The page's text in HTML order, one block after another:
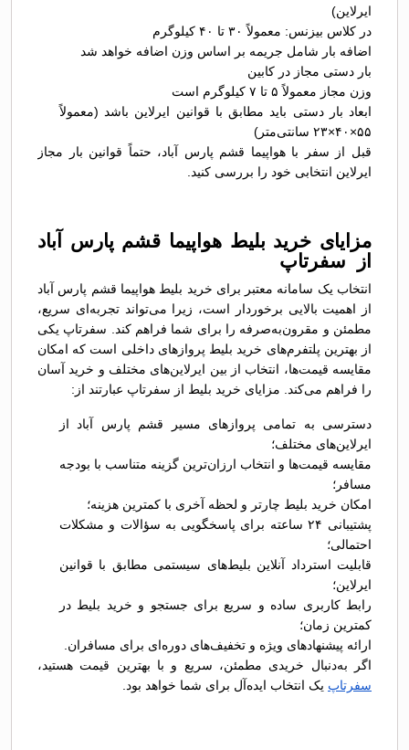
ایرلاین)
در کلاس بیزنس: معمولاً ۳۰ تا ۴۰ کیلوگرم
اضافه بار شامل جریمه بر اساس وزن اضافه خواهد شد
بار دستی مجاز در کابین
وزن مجاز معمولاً ۵ تا ۷ کیلوگرم است
ابعاد بار دستی باید مطابق با قوانین ایرلاین باشد (معمولاً
۵۵×۴۰×۲۳ سانتی‌متر)
قبل از سفر با هواپیما قشم پارس آباد، حتماً قوانین بار مجاز
ایرلاین انتخابی خود را بررسی کنید.
مزایای خرید بلیط هواپیما قشم پارس آباد
از سفرتاپ
انتخاب یک سامانه معتبر برای خرید بلیط هواپیما قشم پارس آباد
از اهمیت بالایی برخوردار است، زیرا می‌تواند تجربه‌ای سریع،
مطمئن و مقرون‌به‌صرفه را برای شما فراهم کند. سفرتاپ یکی
از بهترین پلتفرم‌های خرید بلیط پروازهای داخلی است که امکان
مقایسه قیمت‌ها، انتخاب از بین ایرلاین‌های مختلف و خرید آسان
را فراهم می‌کند. مزایای خرید بلیط از سفرتاپ عبارتند از:
دسترسی به تمامی پروازهای مسیر قشم پارس آباد از
ایرلاین‌های مختلف؛
مقایسه قیمت‌ها و انتخاب ارزان‌ترین گزینه متناسب با بودجه
مسافر؛
امکان خرید بلیط چارتر و لحظه آخری با کمترین هزینه؛
پشتیبانی ۲۴ ساعته برای پاسخگویی به سؤالات و مشکلات
احتمالی؛
قابلیت استرداد آنلاین بلیط‌های سیستمی مطابق با قوانین
ایرلاین؛
رابط کاربری ساده و سریع برای جستجو و خرید بلیط در
کمترین زمان؛
ارائه پیشنهادهای ویژه و تخفیف‌های دوره‌ای برای مسافران.
اگر به‌دنبال خریدی مطمئن، سریع و با بهترین قیمت هستید،
سفرتاپ یک انتخاب ایده‌آل برای شما خواهد بود.